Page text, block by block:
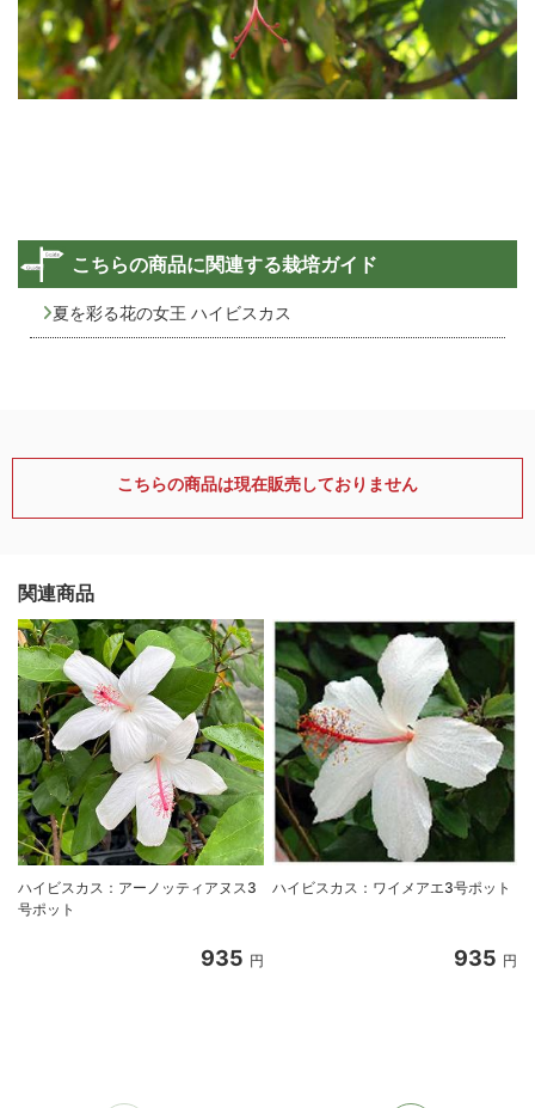
こちらの商品に関連する栽培ガイド
夏を彩る花の女王 ハイビスカス
こちらの商品は現在販売しておりません
関連商品
ハイビスカス：アーノッティアヌス3
号ポット
935 円
ハイビスカス：ワイメアエ3号ポット
935 円